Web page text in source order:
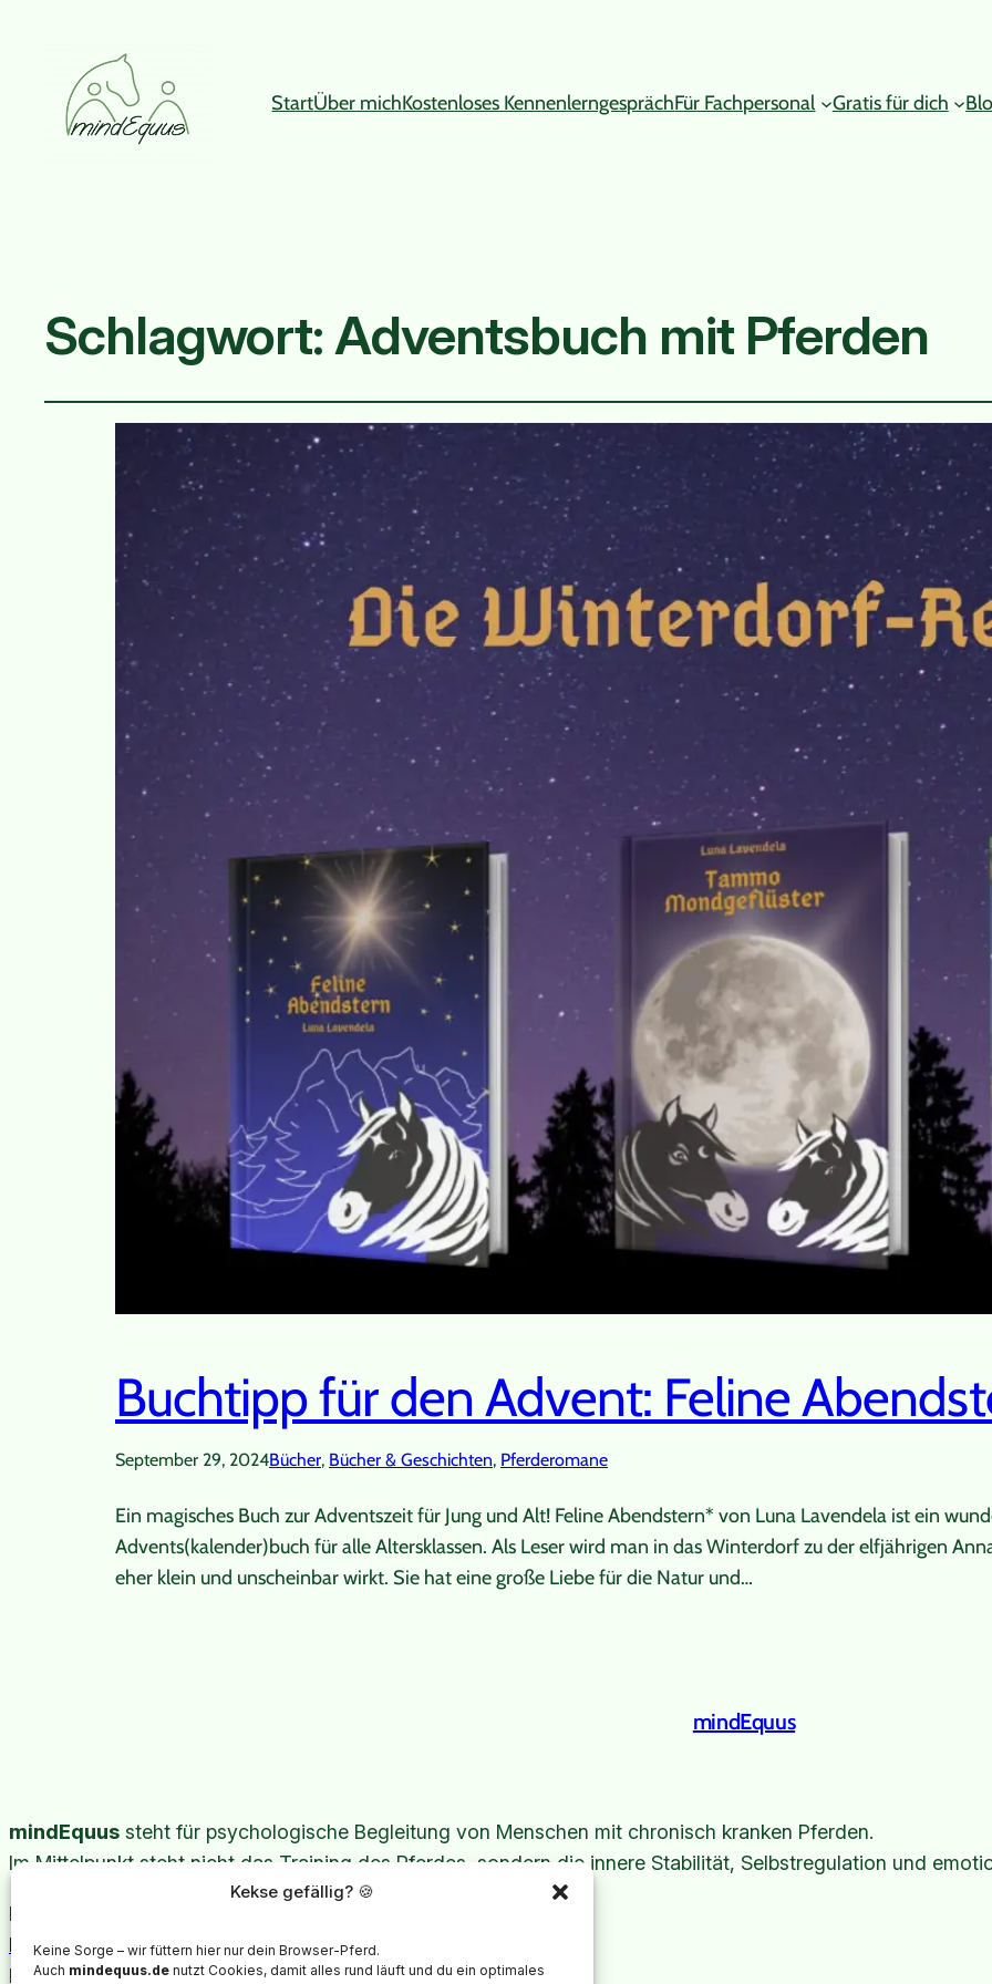
Kekse gefällig? 🍪
Keine Sorge – wir füttern hier nur dein Browser-Pferd.
Auch mindequus.de nutzt Cookies, damit alles rund läuft und du ein optimales
StartÜber michKostenloses KennenlerngesprächFür Fachpersonal Gratis für dich
Schlagwort:Adventsbuch mit Pferden
Buchtipp für den Advent: Feline
September 29, 2024Bücher, Bücher & Geschichten, Pferderomane
Ein magisches Buch zur Adventszeit für Jung und Alt! Feline Abendstern* von Luna Lavendela ist ein
Advents(kalender)buch für alle Altersklassen. Als Leser wird man in das Winterdorf zu der elfjährigen
eher klein und unscheinbar wirkt. Sie hat eine große Liebe für die Natur und…
mindEquus
mindEquus steht für psychologische Begleitung von Menschen mit chronisch kranken Pferden.
Im Mittelpunkt steht nicht das Training des Pferdes, sondern die innere Stabilität, Selbstregulation und
Kennenlernen
Kostenloses Erstgespräch
E-Mail: info@mindequus.de